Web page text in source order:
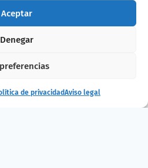
Aceptar
Denegar
de privacidadAviso legal